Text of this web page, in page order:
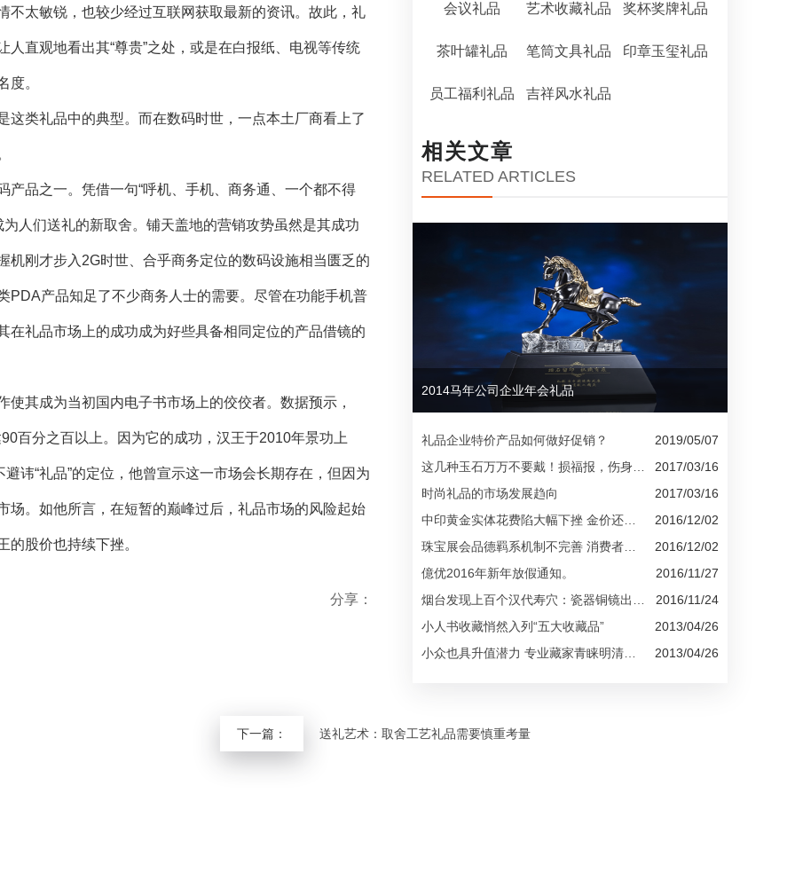
不太敏锐，也较少经过互联网获取最新的资讯。故此，礼
直观地看出其“尊贵”之处，或是在白报纸、电视等传统
度。
类礼品中的典型。而在数码时世，一点本土厂商看上了
品之一。凭借一句“呼机、手机、商务通、一个都不得
人们送礼的新取舍。铺天盖地的营销攻势虽然是其成功
刚才步入2G时世、合乎商务定位的数码设施相当匮乏的
PDA产品知足了不少商务人士的需要。尽管在功能手机普
礼品市场上的成功成为好些具备相同定位的产品借镜的
其成为当初国内电子书市场上的佼佼者。数据预示，
百分之百以上。因为它的成功，汉王于2010年景功上
讳“礼品”的定位，他曾宣示这一市场会长期存在，但因为
场。如他所言，在短暂的巅峰过后，礼品市场的风险起始
股价也持续下挫。
分享：
会议礼品 艺术收藏礼品 奖杯奖牌礼品
茶叶罐礼品 笔筒文具礼品 印章玉玺礼品
员工福利礼品 吉祥风水礼品
相关文章
RELATED ARTICLES
2014马年公司企业年会礼品
2019/05/07
礼品企业特价产品如何做好促销？
2017/03/16
这几种玉石万万不要戴！损福报，伤身材...
2017/03/16
时尚礼品的市场发展趋向
2016/12/02
中印黄金实体花费陷大幅下挫 金价还能涨...
2016/12/02
珠宝展会品德羁系机制不完善 消费者购物...
2016/11/27
億优2016年新年放假通知。
2016/11/24
2013/04/26
小人书收藏悄然入列“五大收藏品”
2013/04/26
小众也具升值潜力 专业藏家青睐明清刊本...
下一篇： 送礼艺术：取舍工艺礼品需要慎重考量